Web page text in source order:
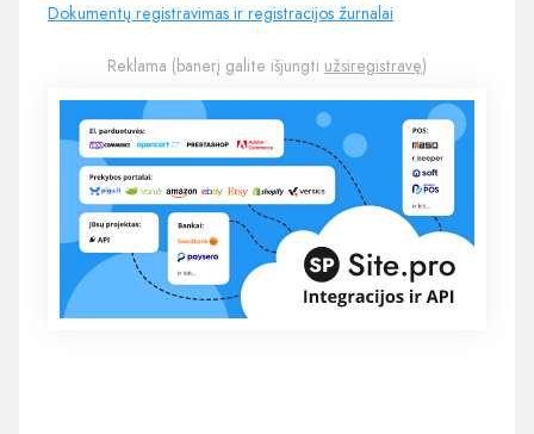
Dokumentų registravimas ir registracijos žurnalai
Reklama (banerį galite išjungti užsiregistravę)